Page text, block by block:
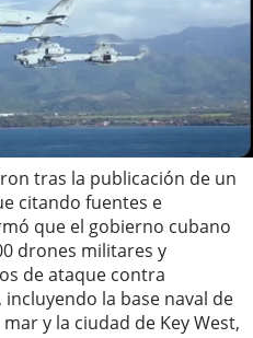
tras la publicación de un
citando fuentes e
que el gobierno cubano
drones militares y
de ataque contra
la base naval de
y la ciudad de Key West,